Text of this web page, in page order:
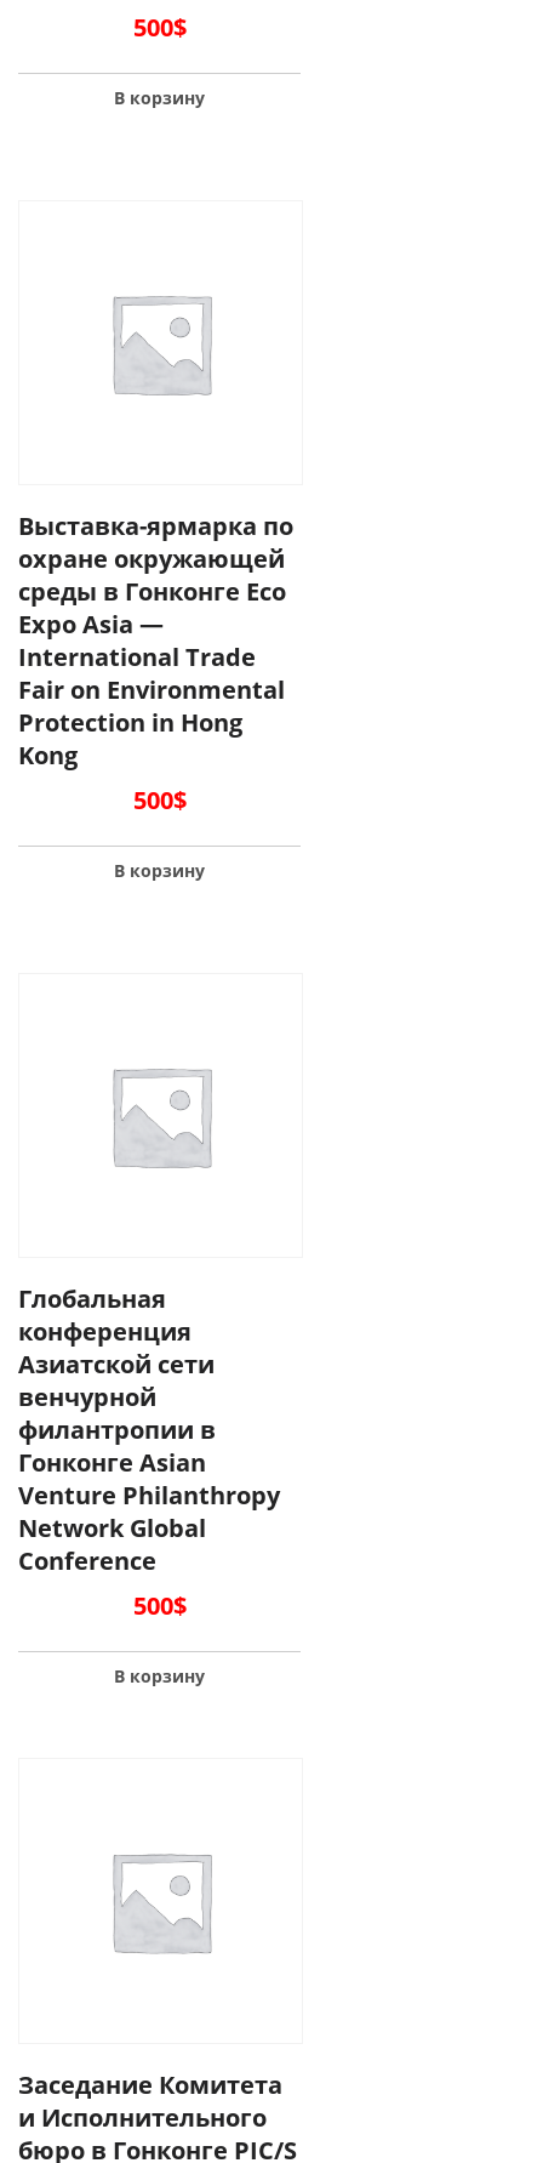
500$
В корзину
Выставка-ярмарка по
охране окружающей
среды в Гонконге Eco
Expo Asia —
International Trade
Fair on Environmental
Protection in Hong
Kong
500$
В корзину
Глобальная
конференция
Азиатской сети
венчурной
филантропии в
Гонконге Asian
Venture Philanthropy
Network Global
Conference
500$
В корзину
Заседание Комитета
и Исполнительного
бюро в Гонконге PIC/S